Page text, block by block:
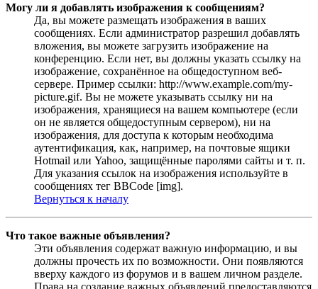
Могу ли я добавлять изображения к сообщениям?
Да, вы можете размещать изображения в ваших
сообщениях. Если администратор разрешил добавлять
вложения, вы можете загрузить изображение на
конференцию. Если нет, вы должны указать ссылку на
изображение, сохранённое на общедоступном веб-
сервере. Пример ссылки: http://www.example.com/my-
picture.gif. Вы не можете указывать ссылку ни на
изображения, хранящиеся на вашем компьютере (если
он не является общедоступным сервером), ни на
изображения, для доступа к которым необходима
аутентификация, как, например, на почтовые ящики
Hotmail или Yahoo, защищённые паролями сайты и т. п.
Для указания ссылок на изображения используйте в
сообщениях тег BBCode [img].
Вернуться к началу
Что такое важные объявления?
Эти объявления содержат важную информацию, и вы
должны прочесть их по возможности. Они появляются
вверху каждого из форумов и в вашем личном разделе.
Права на создание важных объявлений предоставляются